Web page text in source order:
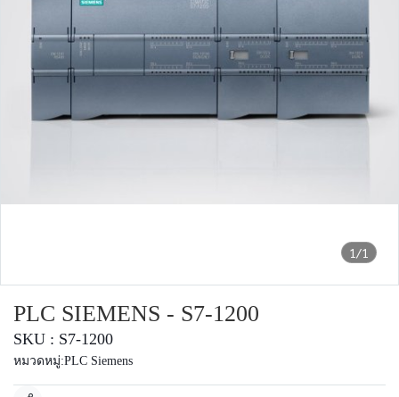
1/1
PLC SIEMENS - S7-1200
SKU : S7-1200
หมวดหมู่:PLC Siemens